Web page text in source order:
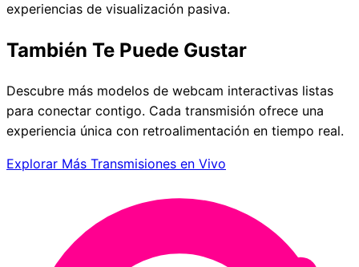
experiencias de visualización pasiva.
También Te Puede Gustar
Descubre más modelos de webcam interactivas listas
para conectar contigo. Cada transmisión ofrece una
experiencia única con retroalimentación en tiempo real.
Explorar Más Transmisiones en Vivo